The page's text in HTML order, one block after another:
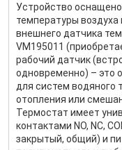
Устройство
температуры
внешнего датчика
VM195011
рабочий датчик
одновременно) – это
для систем водяного
отопления или
Термостат имеет
контактами NO, NC,
закрытый, общий) и